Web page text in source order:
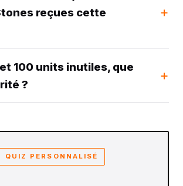
reçues cette
et 100 units inutiles, que
?
QUIZ PERSONNALISÉ